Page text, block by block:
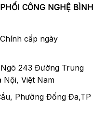
CÔNG NGHỆ BÌNH
cấp ngày
243 Đường Trung
Nội, Việt Nam
Phường Đống Đa,TP